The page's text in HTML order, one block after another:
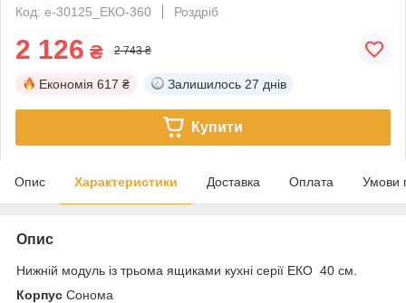
Код: е-30125_ЕКО-360
Роздріб
2 126 ₴ 2 743 ₴
Економія 617 ₴ Залишилось 27 днів
Купити
Опис Характеристики Доставка Оплата Умови
Опис
Нижній модуль із трьома ящиками кухні серії ЕКО 40 см.
Корпус Сонома